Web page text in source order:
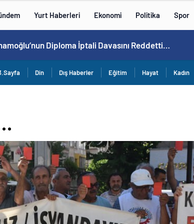
Yurt Haberleri Ekonomi Politika Spor
Diploma İptali Davasını Reddetti…
Din Dış Haberler Eğitim Hayat Kadın